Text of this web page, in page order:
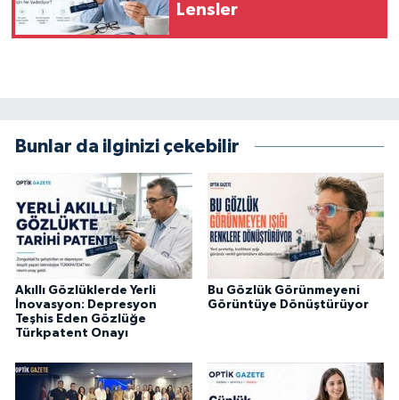
Lensler
Bunlar da ilginizi çekebilir
Akıllı Gözlüklerde Yerli
İnovasyon: Depresyon
Teşhis Eden Gözlüğe
Türkpatent Onayı
Bu Gözlük Görünmeyeni
Görüntüye Dönüştürüyor